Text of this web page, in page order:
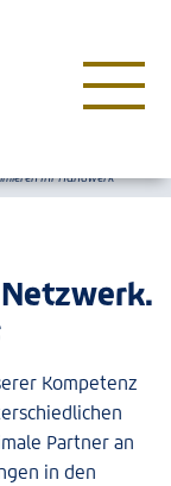
Ihr Handwerk
Kompetenz
Partner an
in den